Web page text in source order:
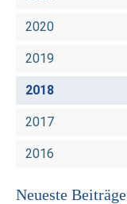
2020
2019
2018
2017
2016
Neueste Beiträge